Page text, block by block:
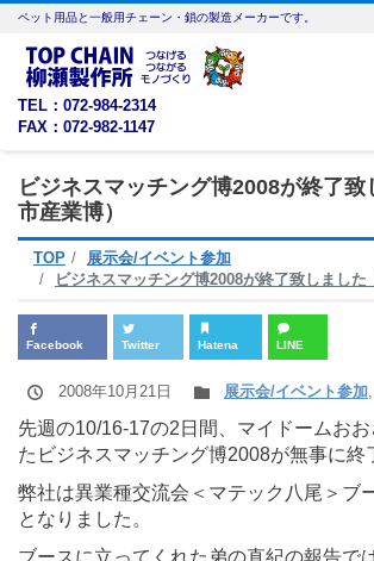
ペット用品と一般用チェーン・鎖の製造メーカーです。
TEL：072-984-2314
FAX：072-982-1147
ビジネスマッチング博2008が終了
市産業博）
TOP
展示会/イベント参加
ビジネスマッチング博2008が終了致しました
Facebook Twitter Hatena LINE
2008年10月21日 展示会/イベント参加,
先週の10/16-17の2日間、マイドームお
たビジネスマッチング博2008が無事に終
弊社は異業種交流会＜マテック八尾＞ブ
となりました。
ブースに立ってくれた弟の直紀の報告で